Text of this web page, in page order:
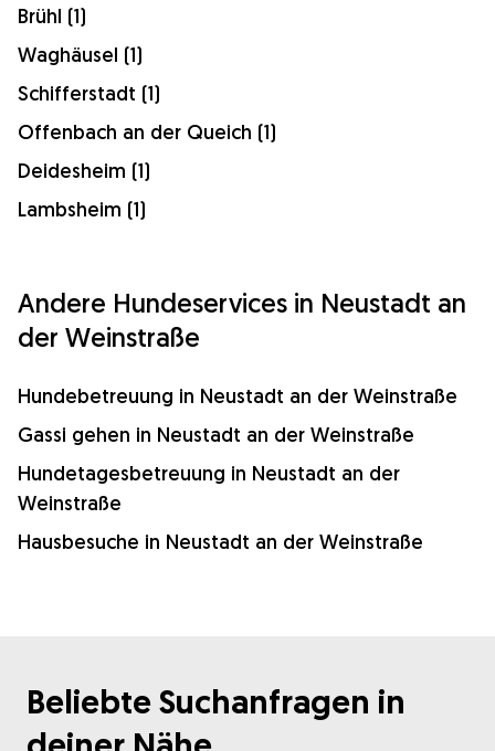
Brühl (1)
Waghäusel (1)
Schifferstadt (1)
Offenbach an der Queich (1)
Deidesheim (1)
Lambsheim (1)
Andere Hundeservices in Neustadt an
der Weinstraße
Hundebetreuung in Neustadt an der Weinstraße
Gassi gehen in Neustadt an der Weinstraße
Hundetagesbetreuung in Neustadt an der
Weinstraße
Hausbesuche in Neustadt an der Weinstraße
Beliebte Suchanfragen in